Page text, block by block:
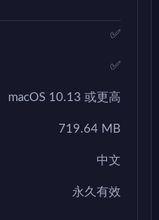
✅
✅
macOS 10.13 或更高
719.64 MB
中文
永久有效